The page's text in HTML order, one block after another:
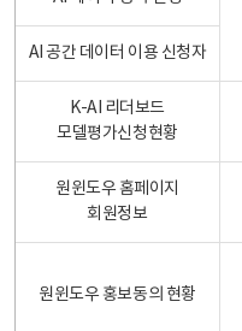
AI 공간 데이터 이용 신청자
K-AI 리더보드
모델평가신청현황
원윈도우 홈페이지
회원정보
원윈도우 홍보동의 현황